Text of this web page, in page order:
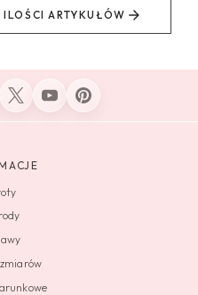
ARTYKUŁÓW